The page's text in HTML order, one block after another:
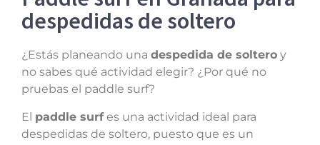
despedidas de soltero
¿Estás planeando una despedida de soltero y
no sabes qué actividad elegir? ¿Por qué no
pruebas el paddle surf?
El paddle surfes una actividad ideal para
despedidas de soltero, puesto que es un